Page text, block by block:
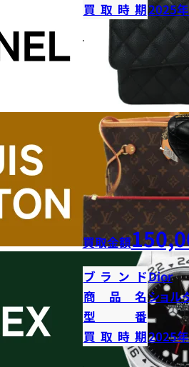
買取時期2025
買取金額
ブランドDior
商品名ショル
型番
買取時期2025